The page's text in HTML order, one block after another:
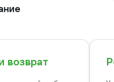
возврат